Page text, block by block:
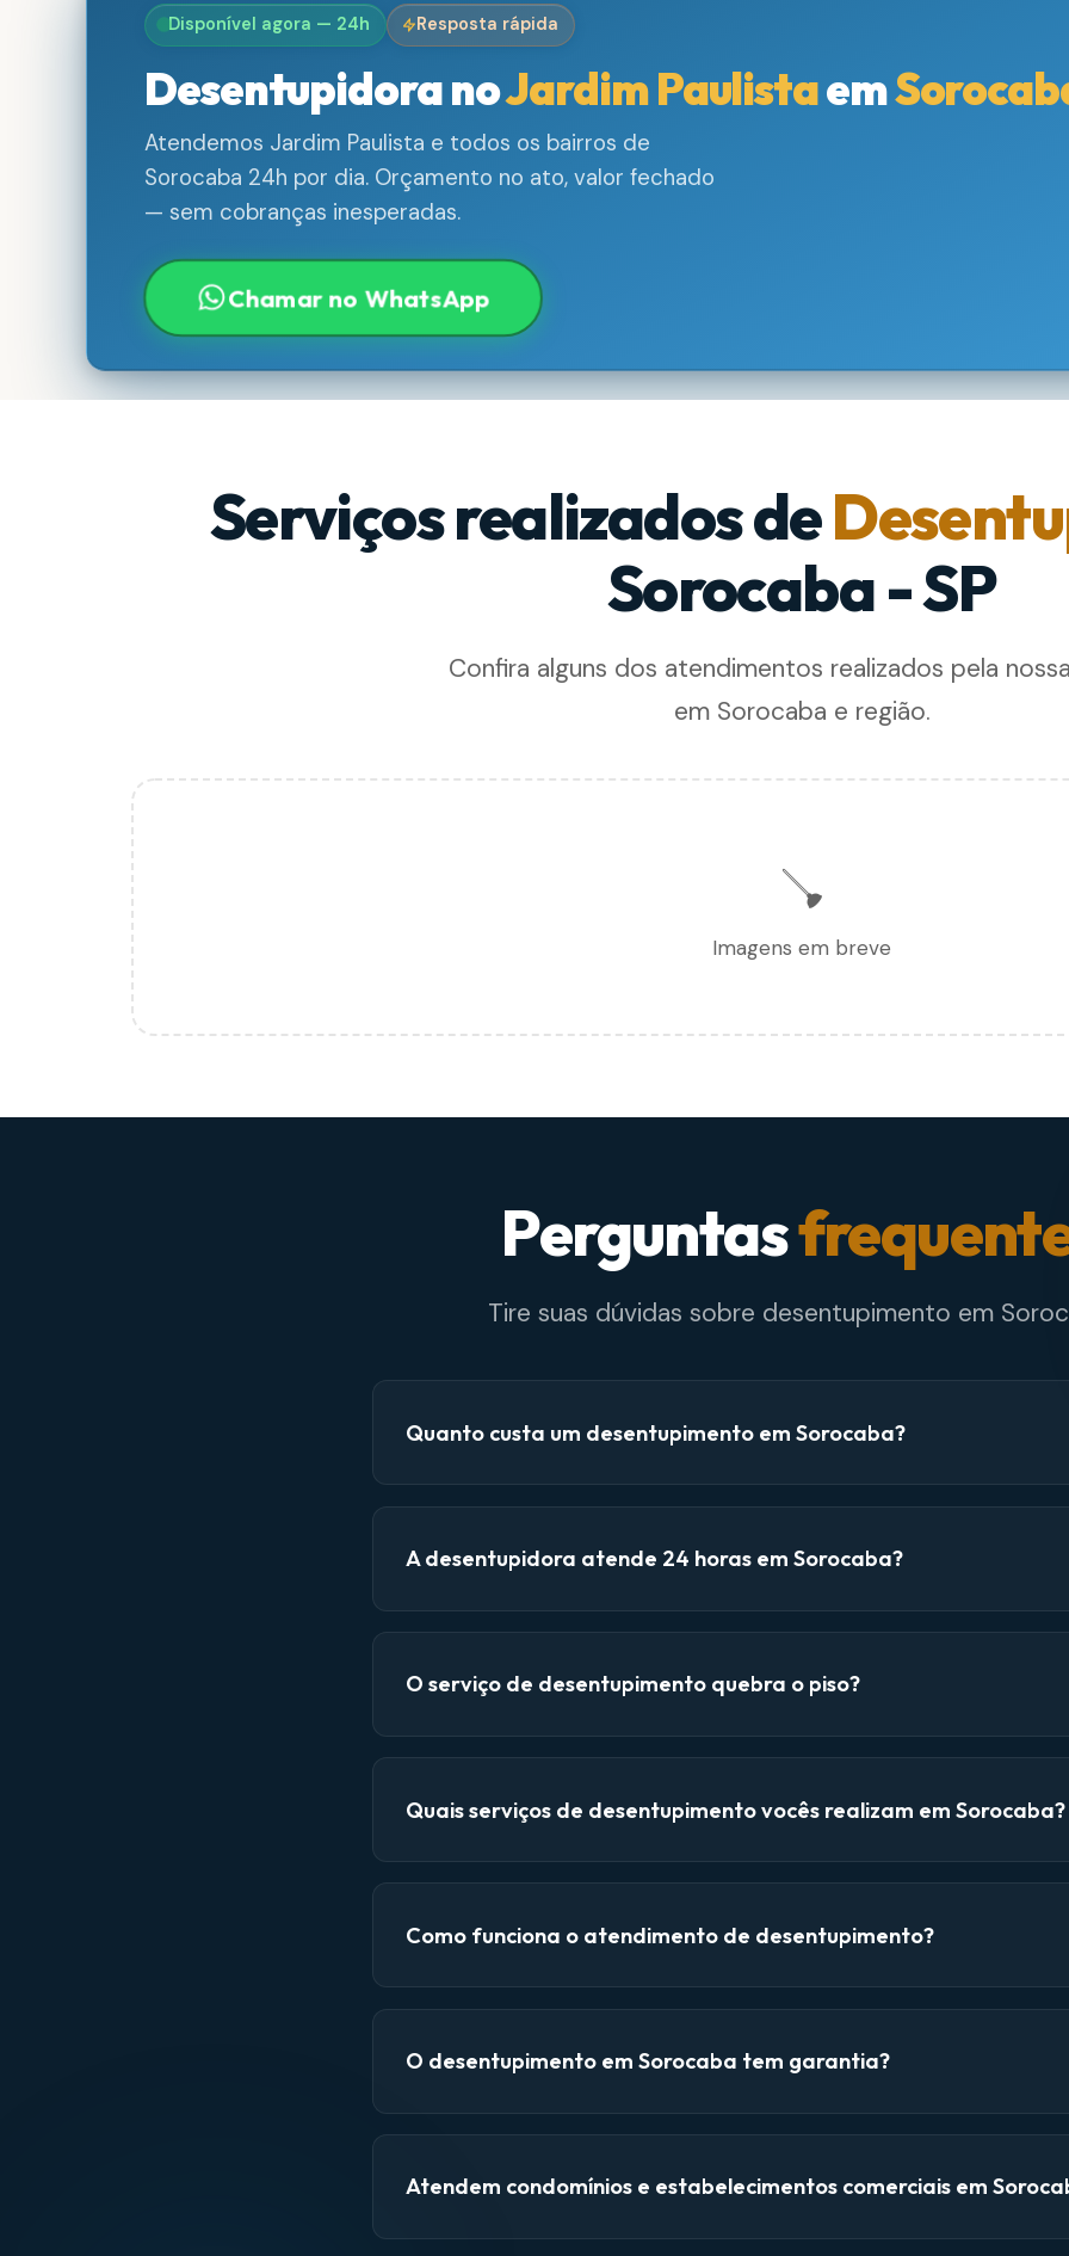
Disponível agora — 24h Resposta rápida
Desentupidora noJardim Paulistaem
Atendemos Jardim Paulista e todos os bairros de
Sorocaba 24h por dia. Orçamento no ato, valor fechado
— sem cobranças inesperadas.
Chamar no WhatsApp
Serviços realizados de
Sorocaba - SP
Confira alguns dos atendimentos realizados pela
em Sorocaba e região.
🪠
Imagens em breve
Perguntas
Tire suas dúvidas sobre desentupimento em
Quanto custa um desentupimento em Sorocaba?
A desentupidora atende 24 horas em Sorocaba?
O serviço de desentupimento quebra o piso?
Quais serviços de desentupimento vocês realizam em Sorocaba?
Como funciona o atendimento de desentupimento?
O desentupimento em Sorocaba tem garantia?
Atendem condomínios e estabelecimentos comerciais em